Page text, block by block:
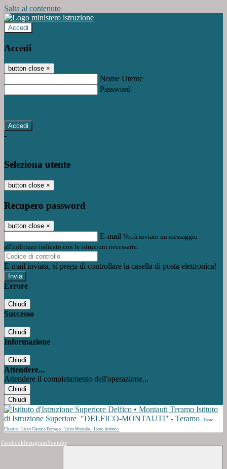
Salta al contenuto
Accedi
Accedi
button close ×
Nome Utente
Password
-
Seleziona utente
button close ×
Recupero password
button close ×
E-mail Verrà inviato un messaggio
all'indirizzo indicato con le istruzioni necessarie.
E-mail inviata, si prega di controllare la casella di posta elettronica!
Errore
Chiudi
Successo
Chiudi
Informazione
Chiudi
Attendere...
Attendere il completamento dell'operazione...
Chiudi
Chiudi
Istituto
di Istruzione Superiore "DELFICO-MONTAUTI" - Teramo
Liceo
Classico - Liceo Classico Europeo - Liceo Musicale - Liceo Artistico
Facebook InstagramYoutube